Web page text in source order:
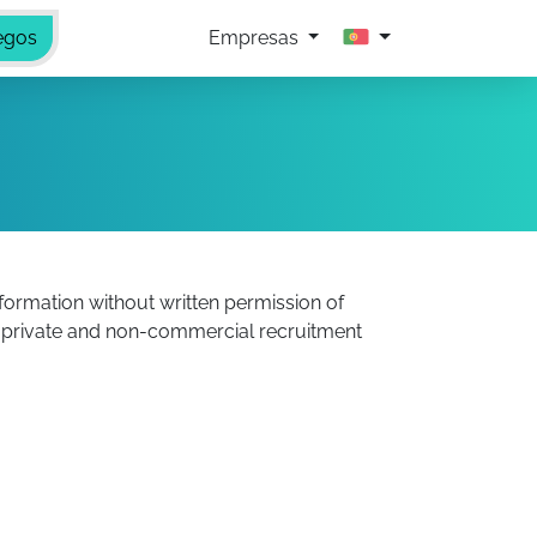
Empresas
without written permission of
and non-commercial recruitment